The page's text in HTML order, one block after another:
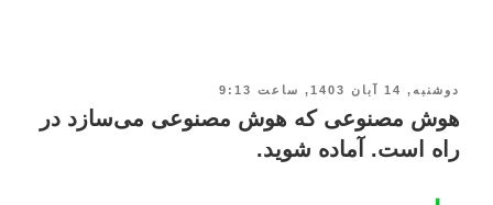
دوشنبه, 14 آبان 1403, ساعت 9:13
هوش مصنوعی که هوش مصنوعی می‌سازد در
راه است. آماده شوید.